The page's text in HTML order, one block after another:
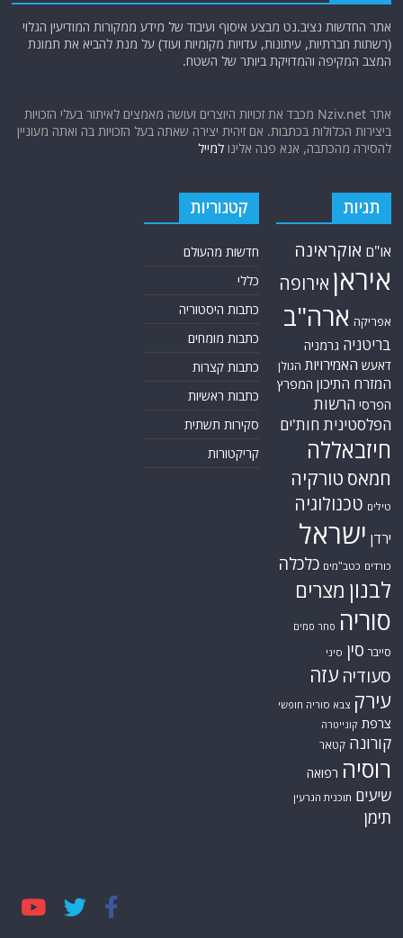
אתר החדשות נציב.נט מבצע איסוף ועיבוד של מידע ממקורות המודיעין הגלוי
(רשתות חברתיות, עיתונות, עדויות מקומיות ועוד) על מנת להביא את תמונת
המצב המקיפה והמדויקת ביותר של השטח.
אתר Nziv.net מכבד את זכויות היוצרים ועושה מאמצים לאיתור בעלי הזכויות
ביצירות הכלולות בכתבות. אם זיהית יצירה שאתה בעל הזכויות בה ואתה מעוניין
להסירה מהכתבה, אנא פנה אלינולמייל
תגיות
או"ם אוקראינה
איראן אירופה
אפריקה ארה"ב
בריטניה גרמניה
דאעש האמירויות הגולן
המזרח התיכון המפרץ
הפרסי הרשות
הפלסטינית חות'ים
חיזבאללה
חמאס טורקיה
טילים טכנולוגיה
ירדן ישראל
כורדים כטב"מים כלכלה
לבנון מצרים
סוריה סחר סמים
סייבר סין סיני
סעודיה עזה
עירק צבא סוריה חופשי
צרפת קונייטרה
קורונה קטאר
רוסיה רפואה
שיעים תוכנית הגרעין
תימן
קטגוריות
חדשות מהעולם
כללי
כתבות היסטוריה
כתבות מומחים
כתבות קצרות
כתבות ראשיות
סקירות תשתית
קריקטורות